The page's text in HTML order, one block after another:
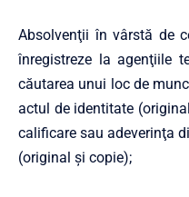
Absolvenţii în vârstă de
înregistreze la agenţiile
căutarea unui loc de
actul de identitate
calificare sau adeverinţa
(original şi copie);